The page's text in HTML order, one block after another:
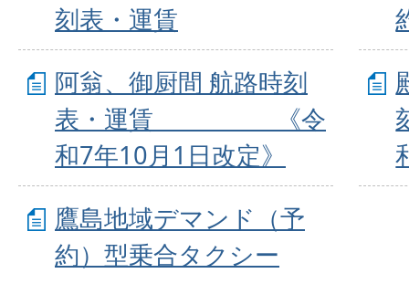
刻表・運賃
阿翁、御厨間 航路時刻
表・運賃 《令
和7年10月1日改定》
鷹島地域デマンド（予
約）型乗合タクシー